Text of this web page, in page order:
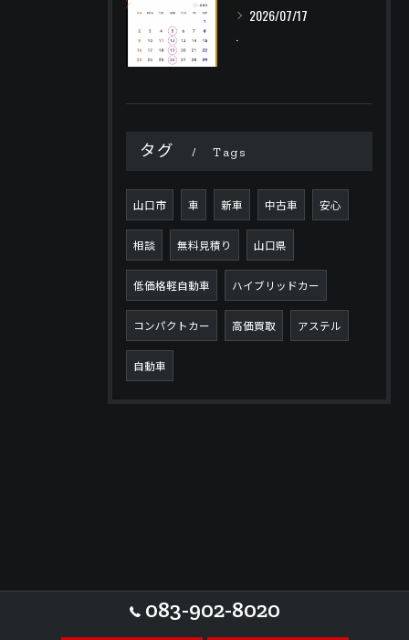
2026/07/17
タグ Tags
山口市 車 新車 中古車 安心
相談 無料見積り 山口県
低価格軽自動車 ハイブリッドカー
コンパクトカー 高価買取 アステル
自動車
083-902-8020